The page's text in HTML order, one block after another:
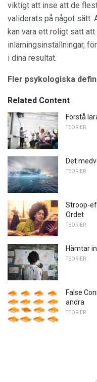
viktigt att inse att de
validerats på något sätt.
kan vara ett roligt sätt
inlärningsinställningar,
i dina resultat.
Fler psykologiska
Related Content
Förstå
TEORIER
Det
TEORIER
Stroop-
Ordet
TEORIER
Hämtar
TEORIER
False
andra
TEORIER